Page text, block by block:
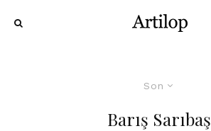
Son
Barış Sarıbaş